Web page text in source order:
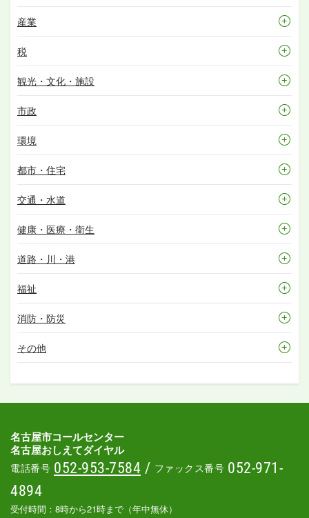
産業
税
観光・文化・施設
市政
環境
都市・住宅
交通・水道
健康・医療・衛生
道路・川・港
福祉
消防・防災
その他
名古屋市コールセンター
名古屋おしえてダイヤル
電話番号 052-953-7584 / ファックス番号 052-971-
4894
受付時間：8時から21時まで（年中無休）